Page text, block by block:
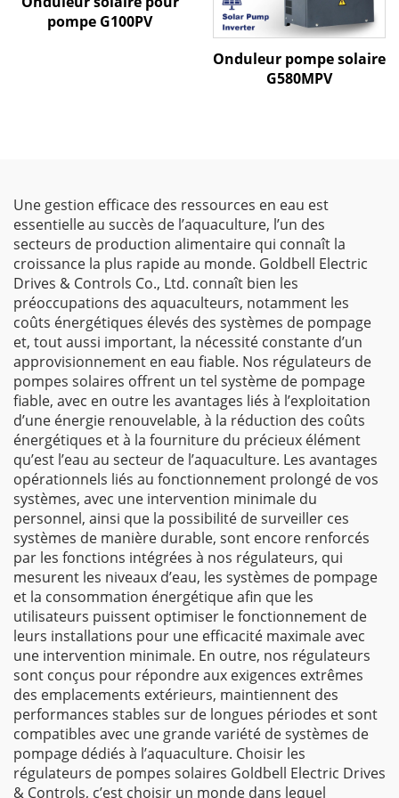
pompe G100PV
Onduleur pompe solaire
G580MPV
Une gestion efficace des ressources en eau est
essentielle au succès de l’aquaculture, l’un des
secteurs de production alimentaire qui connaît la
croissance la plus rapide au monde. Goldbell Electric
Drives & Controls Co., Ltd. connaît bien les
préoccupations des aquaculteurs, notamment les
coûts énergétiques élevés des systèmes de pompage
et, tout aussi important, la nécessité constante d’un
approvisionnement en eau fiable. Nos régulateurs de
pompes solaires offrent un tel système de pompage
fiable, avec en outre les avantages liés à l’exploitation
d’une énergie renouvelable, à la réduction des coûts
énergétiques et à la fourniture du précieux élément
qu’est l’eau au secteur de l’aquaculture. Les avantages
opérationnels liés au fonctionnement prolongé de vos
systèmes, avec une intervention minimale du
personnel, ainsi que la possibilité de surveiller ces
systèmes de manière durable, sont encore renforcés
par les fonctions intégrées à nos régulateurs, qui
mesurent les niveaux d’eau, les systèmes de pompage
et la consommation énergétique afin que les
utilisateurs puissent optimiser le fonctionnement de
leurs installations pour une efficacité maximale avec
une intervention minimale. En outre, nos régulateurs
sont conçus pour répondre aux exigences extrêmes
des emplacements extérieurs, maintiennent des
performances stables sur de longues périodes et sont
compatibles avec une grande variété de systèmes de
pompage dédiés à l’aquaculture. Choisir les
régulateurs de pompes solaires Goldbell Electric Drives
& Controls, c’est choisir un monde dans lequel